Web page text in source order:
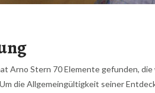
Arno Stern 70 Elemente gefunden,
die Allgemeingültigkeit seiner